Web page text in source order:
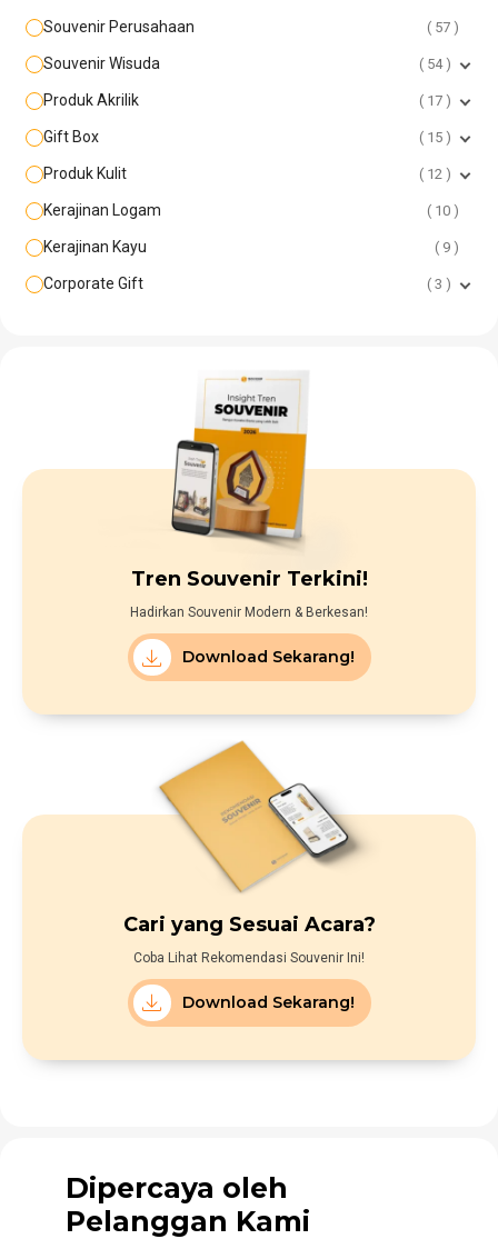
Souvenir Perusahaan 57
Souvenir Wisuda 54
Produk Akrilik 17
Gift Box 15
Produk Kulit 12
Kerajinan Logam 10
Kerajinan Kayu 9
Corporate Gift 3
Tren Souvenir Terkini!
Hadirkan Souvenir Modern & Berkesan!
Download Sekarang!
Cari yang Sesuai Acara?
Coba Lihat Rekomendasi Souvenir Ini!
Download Sekarang!
Dipercaya oleh
Pelanggan Kami